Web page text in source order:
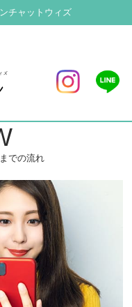
チャットウィズ
での流れ